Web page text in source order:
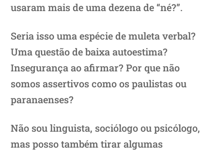
usaram mais de uma dezena de “né?”.
Seria isso uma espécie de muleta verbal?
Uma questão de baixa autoestima?
Insegurança ao afirmar? Por que não
somos assertivos como os paulistas ou
paranaenses?
Não sou linguista, sociólogo ou psicólogo,
mas posso também tirar algumas